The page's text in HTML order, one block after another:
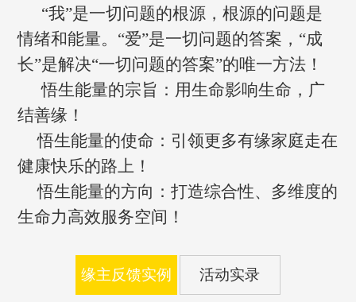
“我”是一切问题的根源，根源的问题是
情绪和能量。“爱”是一切问题的答案，“成
长”是解决“一切问题的答案”的唯一方法！
悟生能量的宗旨：用生命影响生命，广
结善缘！
悟生能量的使命：引领更多有缘家庭走在
健康快乐的路上！
悟生能量的方向：打造综合性、多维度的
生命力高效服务空间！
缘主反馈实例 活动实录